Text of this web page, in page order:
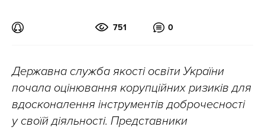
751 0
Державна служба якості освіти України
почала оцінювання корупційних ризиків для
вдосконалення інструментів доброчесності
у своїй діяльності. Представники